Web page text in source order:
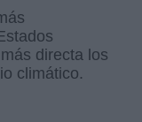
directa los
climático.